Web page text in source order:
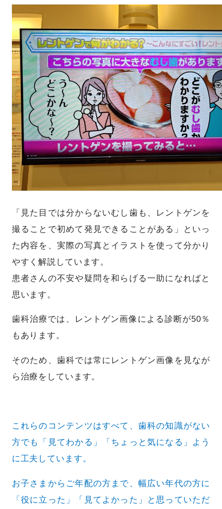
「見た目では分からないむし歯も、レントゲンを
撮ることで初めて発見できることがある」といっ
た内容を、実際の写真とイラストを使って分かり
やすく解説しています。
患者さんの不安や疑問を和らげる一助になればと
思います。
歯科治療では、レントゲン画像による診断が50％
もあります。
そのため、歯科では常にレントゲン画像を見なが
ら治療をしています。
これらのコンテンツはすべて、歯科の知識がない
方でも「見てわかる」「ちょっと気になる」よう
に工夫しています。
お子さまからご年配の方まで、 幅広い年代の方に
「役に立った」「見てよかった」と思っていただ